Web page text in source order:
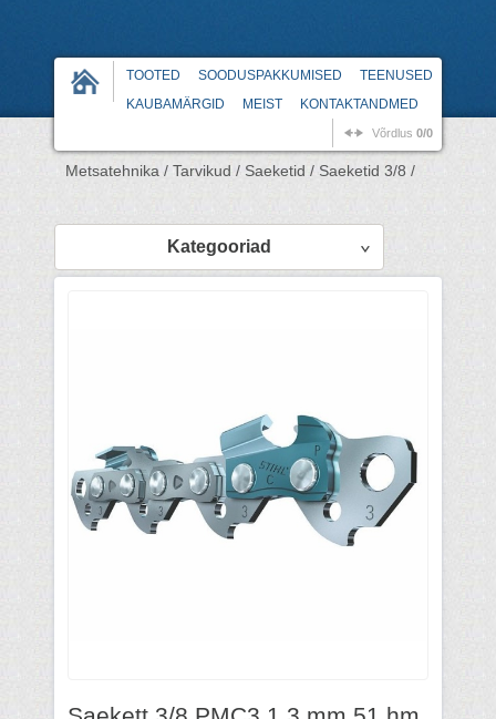
TOOTED SOODUSPAKKUMISED
TEENUSED
KAUBAMÄRGID
MEIST KONTAKTANDMED
Võrdlus 0/0
Metsatehnika / Tarvikud / Saeketid / Saeketid 3/8 /
Kategooriad